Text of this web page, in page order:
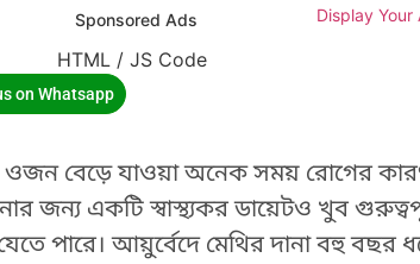
Sponsored Ads Display Your
HTML / JS Code
on Whatsapp
ওজন বেড়ে যাওয়া অনেক সময় রোগের কারণ
জন্য একটি স্বাস্থ্যকর ডায়েটও খুব
পারে। আয়ুর্বেদে মেথির দানা বহু